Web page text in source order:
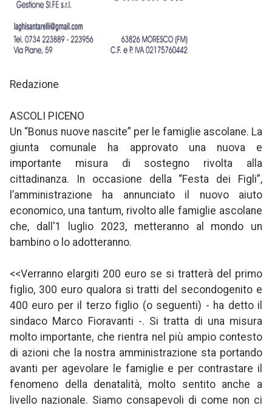
Redazione
ASCOLI PICENO
Un “Bonus nuove nascite” per le famiglie ascolane. La
giunta comunale ha approvato una nuova e
importante misura di sostegno rivolta alla
cittadinanza. In occasione della “Festa dei Figli”,
l’amministrazione ha annunciato il nuovo aiuto
economico, una tantum, rivolto alle famiglie ascolane
che, dall'1 luglio 2023, metteranno al mondo un
bambino o lo adotteranno.
<<Verranno elargiti 200 euro se si tratterà del primo
figlio, 300 euro qualora si tratti del secondogenito e
400 euro per il terzo figlio (o seguenti) - ha detto il
sindaco Marco Fioravanti -. Si tratta di una misura
molto importante, che rientra nel più ampio contesto
di azioni che la nostra amministrazione sta portando
avanti per agevolare le famiglie e per contrastare il
fenomeno della denatalità, molto sentito anche a
livello nazionale. Siamo consapevoli di come non ci